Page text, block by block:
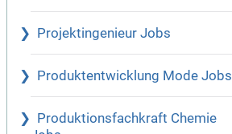
Projektingenieur Jobs
Produktentwicklung Mode Jobs
Produktionsfachkraft Chemie